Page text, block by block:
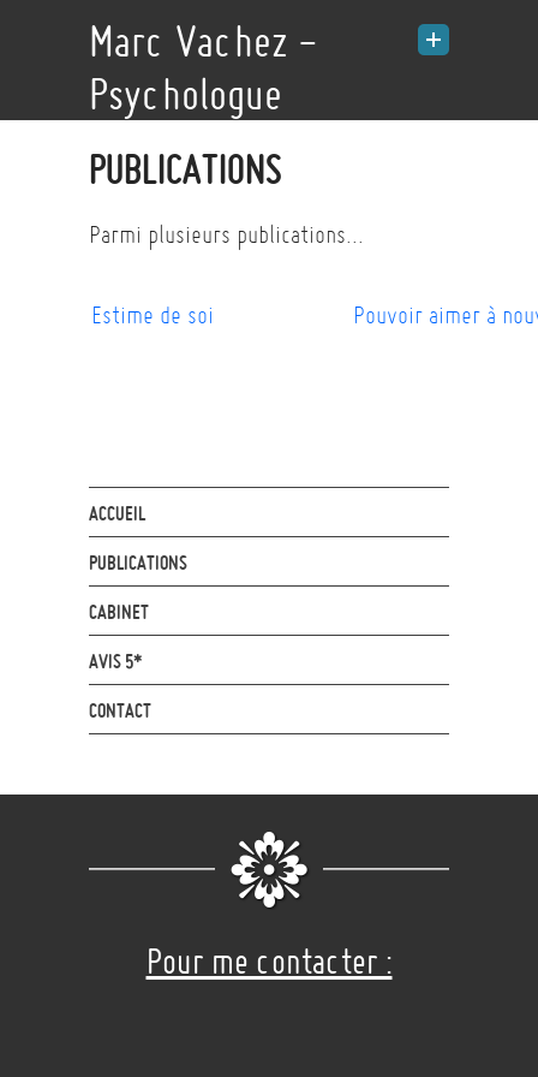
Marc Vachez -
Psychologue
PUBLICATIONS
Parmi plusieurs publications...
Estime de soi Pouvoir aimer à
ACCUEIL
PUBLICATIONS
CABINET
AVIS 5*
CONTACT
Pour me contacter :